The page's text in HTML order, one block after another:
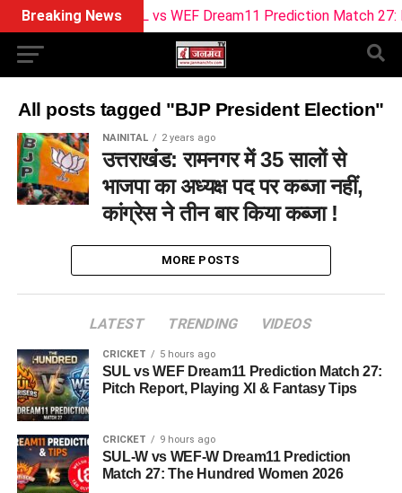
Breaking NewsSUL vs WEF Dream11 Prediction Match 27:
All posts tagged "BJP President Election"
NAINITAL 2 years ago
उत्तराखंड: रामनगर में 35 सालों से
भाजपा का अध्यक्ष पद पर कब्जा नहीं,
कांग्रेस ने तीन बार किया कब्जा !
MORE POSTS
LATEST TRENDING VIDEOS
CRICKET 5 hours ago
SUL vs WEF Dream11 Prediction Match 27:
Pitch Report, Playing XI & Fantasy Tips
CRICKET 9 hours ago
SUL-W vs WEF-W Dream11 Prediction
Match 27: The Hundred Women 2026